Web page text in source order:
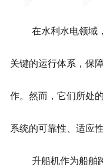
在水利水电领域
关键的运行体系，保
作。然而，它们所处
系统的可靠性、适应
升船机作为船舶